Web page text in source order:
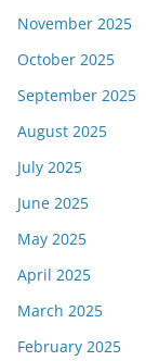
November 2025
October 2025
September 2025
August 2025
July 2025
June 2025
May 2025
April 2025
March 2025
February 2025